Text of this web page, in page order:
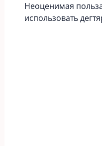
Неоценимая
использовать